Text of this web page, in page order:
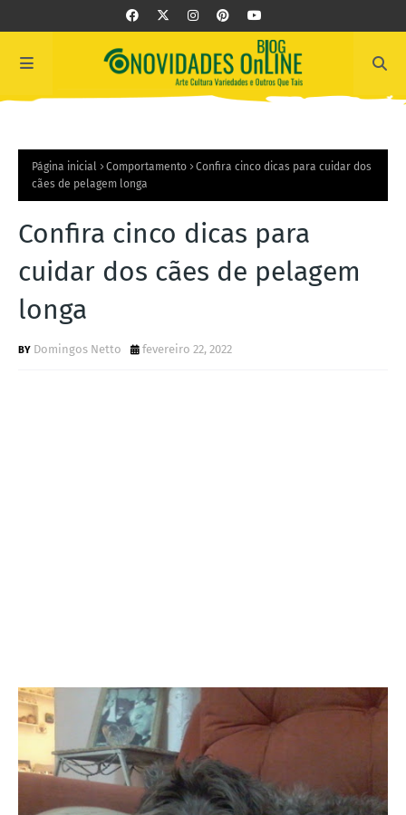
Página inicial Comportamento
Confira cinco dicas para cuidar dos
cães de pelagem longa
Confira cinco dicas para
cuidar dos cães de pelagem
longa
Domingos Netto fevereiro 22, 2022